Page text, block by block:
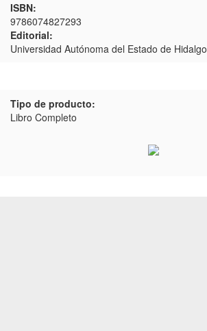
ISBN:
9786074827293
Editorial:
Universidad Autónoma del Estado de Hidalgo
Tipo de producto:
Libro Completo